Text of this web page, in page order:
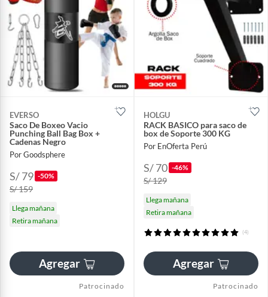
EVERSO
Saco De Boxeo Vacio
Punching Ball Bag Box +
Cadenas Negro
Por Goodsphere
S/ 79 -50%
S/ 159
Llega mañana
Retira mañana
Agregar
Patrocinado
HOLGU
RACK BASICO para saco de
box de Soporte 300 KG
Por EnOferta Perú
S/ 70 -46%
S/ 129
Llega mañana
Retira mañana
(4)
Agregar
Patrocinado